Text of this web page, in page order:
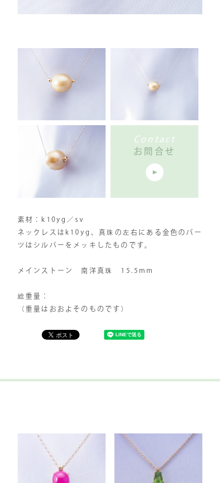
素材：k10yg／sv
ネックレスはk10yg、真珠の左右にある金色のパー
ツはシルバーをメッキしたものです。
メインストーン 南洋真珠 15.5mm
総重量：
（重量はおおよそのものです）
Contact
お問合せ